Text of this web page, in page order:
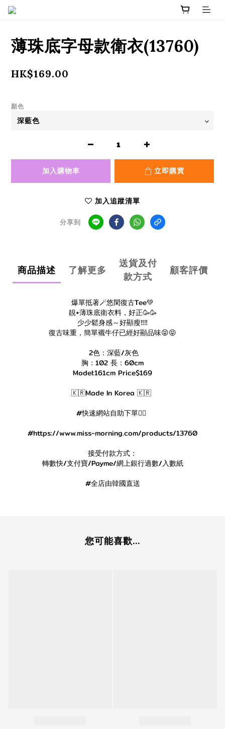
薄珠底字母款衛衣(13760)
HK$169.00
顏色
加入購物車 立即購買
加入追蹤清單
分享到
商品描述 了解更多
送貨及付
款方式
顧客評價
爆單抵著🪄悠閑復古Tee💚
靚+薄珠底衛衣料，好正🥳🥳
少少鬆身感～好顯瘦‼️‼️
復古味重，簡單襯牛仔已經好顯品味😝😝
2色：深藍/灰色
胸：102 長：60cm
Model:161cm Price$169
🇰🇷Made In Korea 🇰🇷
#快速網站自助下單👇🏻
#https://www.miss-morning.com/products/13760
接受付款方式：
轉數快/支付寶/Payme/網上銀行過數/入數紙
#全店由韓國直送
您可能喜歡...